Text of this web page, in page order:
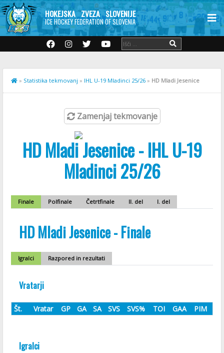
HOKEJSKA ZVEZA SLOVENIJE
ICE HOCKEY FEDERATION OF SLOVENIA
» Statistika tekmovanj » IHL U-19 Mladinci 25/26 » HD Mladi Jesenice
Zamenjaj tekmovanje
HD Mladi Jesenice - IHL U-19
Mladinci 25/26
Finale Polfinale Četrtfinale II. del I. del
HD Mladi Jesenice - Finale
Igralci Razpored in rezultati
Vratarji
Št. Vratar GP GA SA SVS SVS% TOI GAA PIM
Igralci